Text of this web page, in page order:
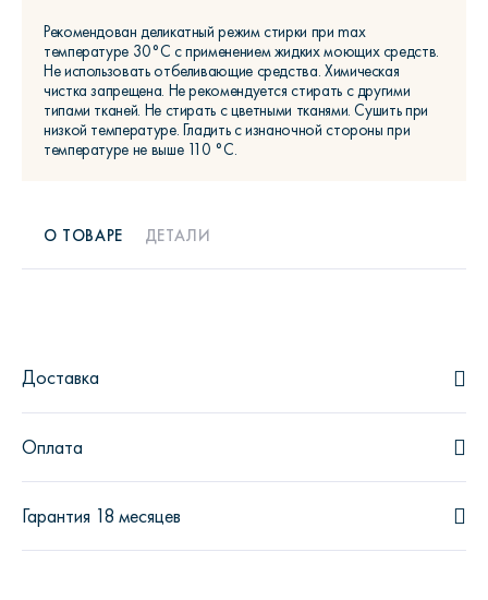
Рекомендован деликатный режим стирки при max
температуре 30°С с применением жидких моющих средств.
Не использовать отбеливающие средства. Химическая
чистка запрещена. Не рекомендуется стирать с другими
типами тканей. Не стирать с цветными тканями. Сушить при
низкой температуре. Гладить с изнаночной стороны при
температуре не выше 110 °С.
О ТОВАРЕ ДЕТАЛИ
Доставка
Оплата
Гарантия 18 месяцев